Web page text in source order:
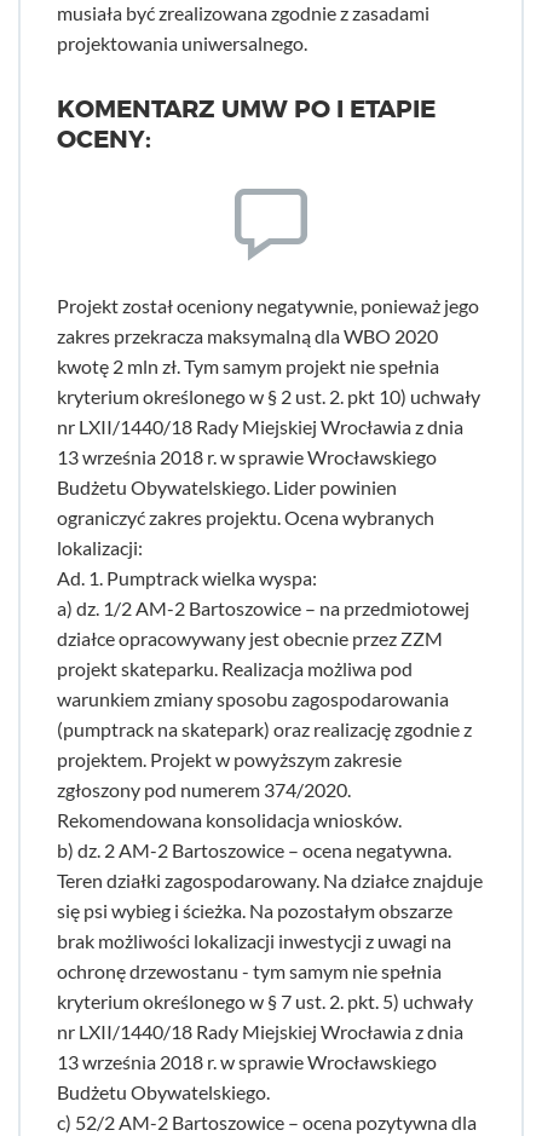
musiała być zrealizowana zgodnie z zasadami
projektowania uniwersalnego.
KOMENTARZ UMW PO I ETAPIE
OCENY:
Projekt został oceniony negatywnie, ponieważ jego
zakres przekracza maksymalną dla WBO 2020
kwotę 2 mln zł. Tym samym projekt nie spełnia
kryterium określonego w § 2 ust. 2. pkt 10) uchwały
nr LXII/1440/18 Rady Miejskiej Wrocławia z dnia
13 września 2018 r. w sprawie Wrocławskiego
Budżetu Obywatelskiego. Lider powinien
ograniczyć zakres projektu. Ocena wybranych
lokalizacji:
Ad. 1. Pumptrack wielka wyspa:
a) dz. 1/2 AM-2 Bartoszowice – na przedmiotowej
działce opracowywany jest obecnie przez ZZM
projekt skateparku. Realizacja możliwa pod
warunkiem zmiany sposobu zagospodarowania
(pumptrack na skatepark) oraz realizację zgodnie z
projektem. Projekt w powyższym zakresie
zgłoszony pod numerem 374/2020.
Rekomendowana konsolidacja wniosków.
b) dz. 2 AM-2 Bartoszowice – ocena negatywna.
Teren działki zagospodarowany. Na działce znajduje
się psi wybieg i ścieżka. Na pozostałym obszarze
brak możliwości lokalizacji inwestycji z uwagi na
ochronę drzewostanu - tym samym nie spełnia
kryterium określonego w § 7 ust. 2. pkt. 5) uchwały
nr LXII/1440/18 Rady Miejskiej Wrocławia z dnia
13 września 2018 r. w sprawie Wrocławskiego
Budżetu Obywatelskiego.
c) 52/2 AM-2 Bartoszowice – ocena pozytywna dla